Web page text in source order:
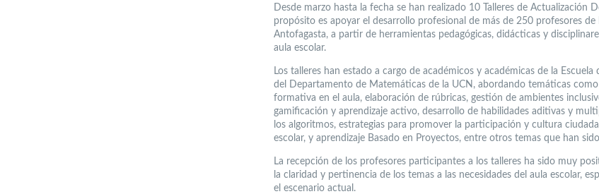
Desde marzo hasta la fecha se han realizado 10 Talleres de Actualización
propósito es apoyar el desarrollo profesional de más de 250 profesores de
Antofagasta, a partir de herramientas pedagógicas, didácticas y
aula escolar.
Los talleres han estado a cargo de académicos y académicas de la Escuela
del Departamento de Matemáticas de la UCN, abordando temáticas como
formativa en el aula, elaboración de rúbricas, gestión de ambientes
gamificación y aprendizaje activo, desarrollo de habilidades aditivas y
los algoritmos, estrategias para promover la participación y cultura
escolar, y aprendizaje Basado en Proyectos, entre otros temas que han
La recepción de los profesores participantes a los talleres ha sido muy
la claridad y pertinencia de los temas a las necesidades del aula escolar,
el escenario actual.